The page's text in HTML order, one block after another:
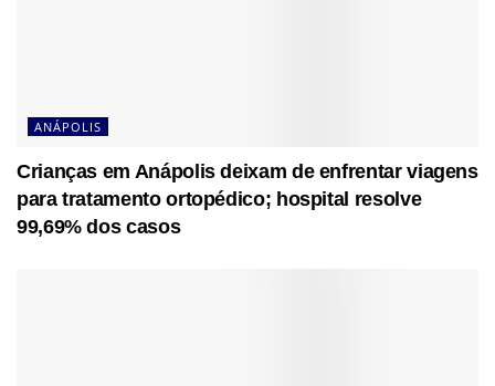
ANÁPOLIS
Crianças em Anápolis deixam de enfrentar viagens
para tratamento ortopédico; hospital resolve
99,69% dos casos